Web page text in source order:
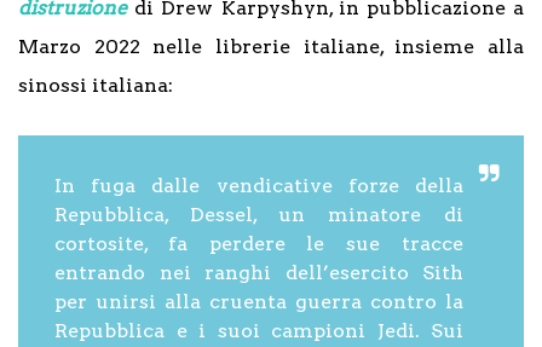
distruzione di Drew Karpyshyn, in pubblicazione a
Marzo 2022 nelle librerie italiane, insieme alla
sinossi italiana:
In fuga dalle vendicative forze della
Repubblica, Dessel, un minatore di
cortosite, fa perdere le sue tracce
entrando nei ranghi dell’esercito Sith
per unirsi alla cruenta guerra contro la
Repubblica e i suoi campioni Jedi. Sui